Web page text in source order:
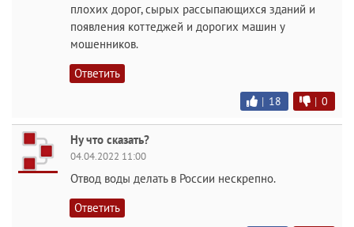
плохих дорог, сырых рассыпающихся зданий и
появления коттеджей и дорогих машин у
мошенников.
Ответить
| 18 | 0
Ну что сказать?
04.04.2022 11:00
Отвод воды делать в России нескрепно.
Ответить